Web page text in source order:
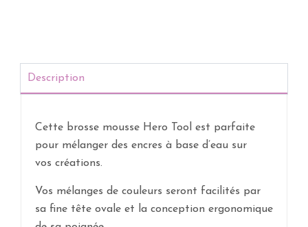
Description
Cette brosse mousse Hero Tool est parfaite
pour mélanger des encres à base d’eau sur
vos créations.
Vos mélanges de couleurs seront facilités par
sa fine tête ovale et la conception ergonomique